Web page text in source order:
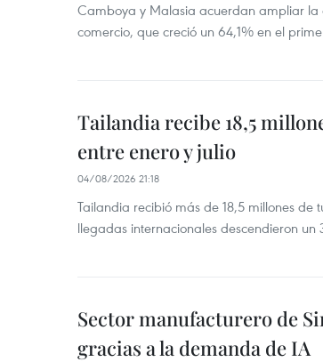
Camboya y Malasia acuerdan ampliar la
comercio, que creció un 64,1% en el
Tailandia recibe 18,5
entre enero y julio
04/08/2026 21:18
Tailandia recibió más de 18,5 millones de
llegadas internacionales descendieron
Sector manufacturero de
gracias a la demanda de IA